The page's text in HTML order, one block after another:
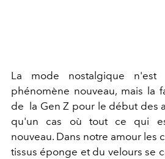
La mode nostalgique
phénomène nouveau, mais la
de la Gen Z pour le début des
qu'un cas où tout ce qui
nouveau. Dans notre amour les
tissus éponge et du velours se